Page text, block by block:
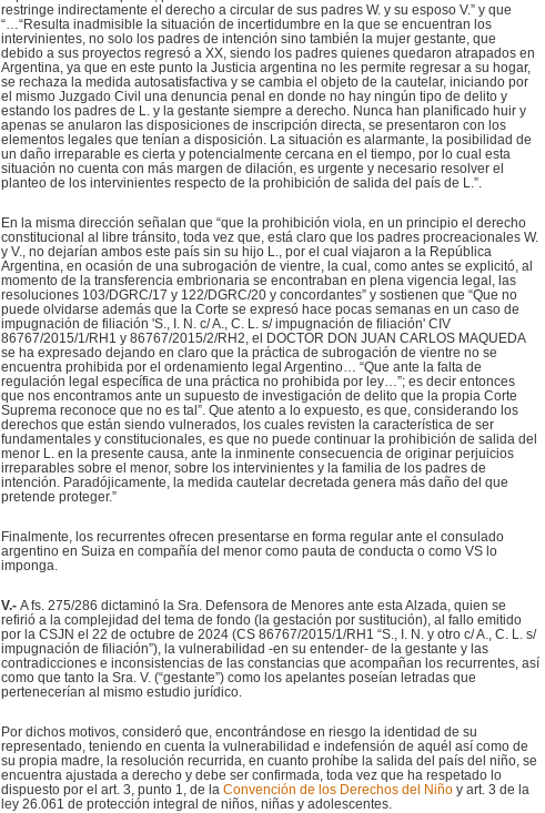
restringe indirectamente el derecho a circular de sus padres W. y su esposo V.” y que
“…“Resulta inadmisible la situación de incertidumbre en la que se encuentran los
intervinientes, no solo los padres de intención sino también la mujer gestante, que
debido a sus proyectos regresó a XX, siendo los padres quienes quedaron atrapados en
Argentina, ya que en este punto la Justicia argentina no les permite regresar a su hogar,
se rechaza la medida autosatisfactiva y se cambia el objeto de la cautelar, iniciando por
el mismo Juzgado Civil una denuncia penal en donde no hay ningún tipo de delito y
estando los padres de L. y la gestante siempre a derecho. Nunca han planificado huir y
apenas se anularon las disposiciones de inscripción directa, se presentaron con los
elementos legales que tenían a disposición. La situación es alarmante, la posibilidad de
un daño irreparable es cierta y potencialmente cercana en el tiempo, por lo cual esta
situación no cuenta con más margen de dilación, es urgente y necesario resolver el
planteo de los intervinientes respecto de la prohibición de salida del país de L.”.
En la misma dirección señalan que “que la prohibición viola, en un principio el derecho
constitucional al libre tránsito, toda vez que, está claro que los padres procreacionales W.
y V., no dejarían ambos este país sin su hijo L., por el cual viajaron a la República
Argentina, en ocasión de una subrogación de vientre, la cual, como antes se explicitó, al
momento de la transferencia embrionaria se encontraban en plena vigencia legal, las
resoluciones 103/DGRC/17 y 122/DGRC/20 y concordantes” y sostienen que “Que no
puede olvidarse además que la Corte se expresó hace pocas semanas en un caso de
impugnación de filiación 'S., I. N. c/ A., C. L. s/ impugnación de filiación' CIV
86767/2015/1/RH1 y 86767/2015/2/RH2, el DOCTOR DON JUAN CARLOS MAQUEDA
se ha expresado dejando en claro que la práctica de subrogación de vientre no se
encuentra prohibida por el ordenamiento legal Argentino… “Que ante la falta de
regulación legal específica de una práctica no prohibida por ley…”; es decir entonces
que nos encontramos ante un supuesto de investigación de delito que la propia Corte
Suprema reconoce que no es tal”. Que atento a lo expuesto, es que, considerando los
derechos que están siendo vulnerados, los cuales revisten la característica de ser
fundamentales y constitucionales, es que no puede continuar la prohibición de salida del
menor L. en la presente causa, ante la inminente consecuencia de originar perjuicios
irreparables sobre el menor, sobre los intervinientes y la familia de los padres de
intención. Paradójicamente, la medida cautelar decretada genera más daño del que
pretende proteger.”
Finalmente, los recurrentes ofrecen presentarse en forma regular ante el consulado
argentino en Suiza en compañía del menor como pauta de conducta o como VS lo
imponga.
V.- A fs. 275/286 dictaminó la Sra. Defensora de Menores ante esta Alzada, quien se
refirió a la complejidad del tema de fondo (la gestación por sustitución), al fallo emitido
por la CSJN el 22 de octubre de 2024 (CS 86767/2015/1/RH1 “S., I. N. y otro c/ A., C. L. s/
impugnación de filiación”), la vulnerabilidad -en su entender- de la gestante y las
contradicciones e inconsistencias de las constancias que acompañan los recurrentes, así
como que tanto la Sra. V. (“gestante”) como los apelantes poseían letradas que
pertenecerían al mismo estudio jurídico.
Por dichos motivos, consideró que, encontrándose en riesgo la identidad de su
representado, teniendo en cuenta la vulnerabilidad e indefensión de aquél así como de
su propia madre, la resolución recurrida, en cuanto prohíbe la salida del país del niño, se
encuentra ajustada a derecho y debe ser confirmada, toda vez que ha respetado lo
dispuesto por el art. 3, punto 1, de la Convención de los Derechos del Niño y art. 3 de la
ley 26.061 de protección integral de niños, niñas y adolescentes.